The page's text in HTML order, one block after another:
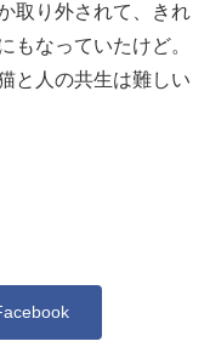
取り外されて、きれ
もなっていたけど。
と人の共生は難しい